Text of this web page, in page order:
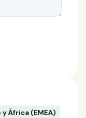
África (EMEA)